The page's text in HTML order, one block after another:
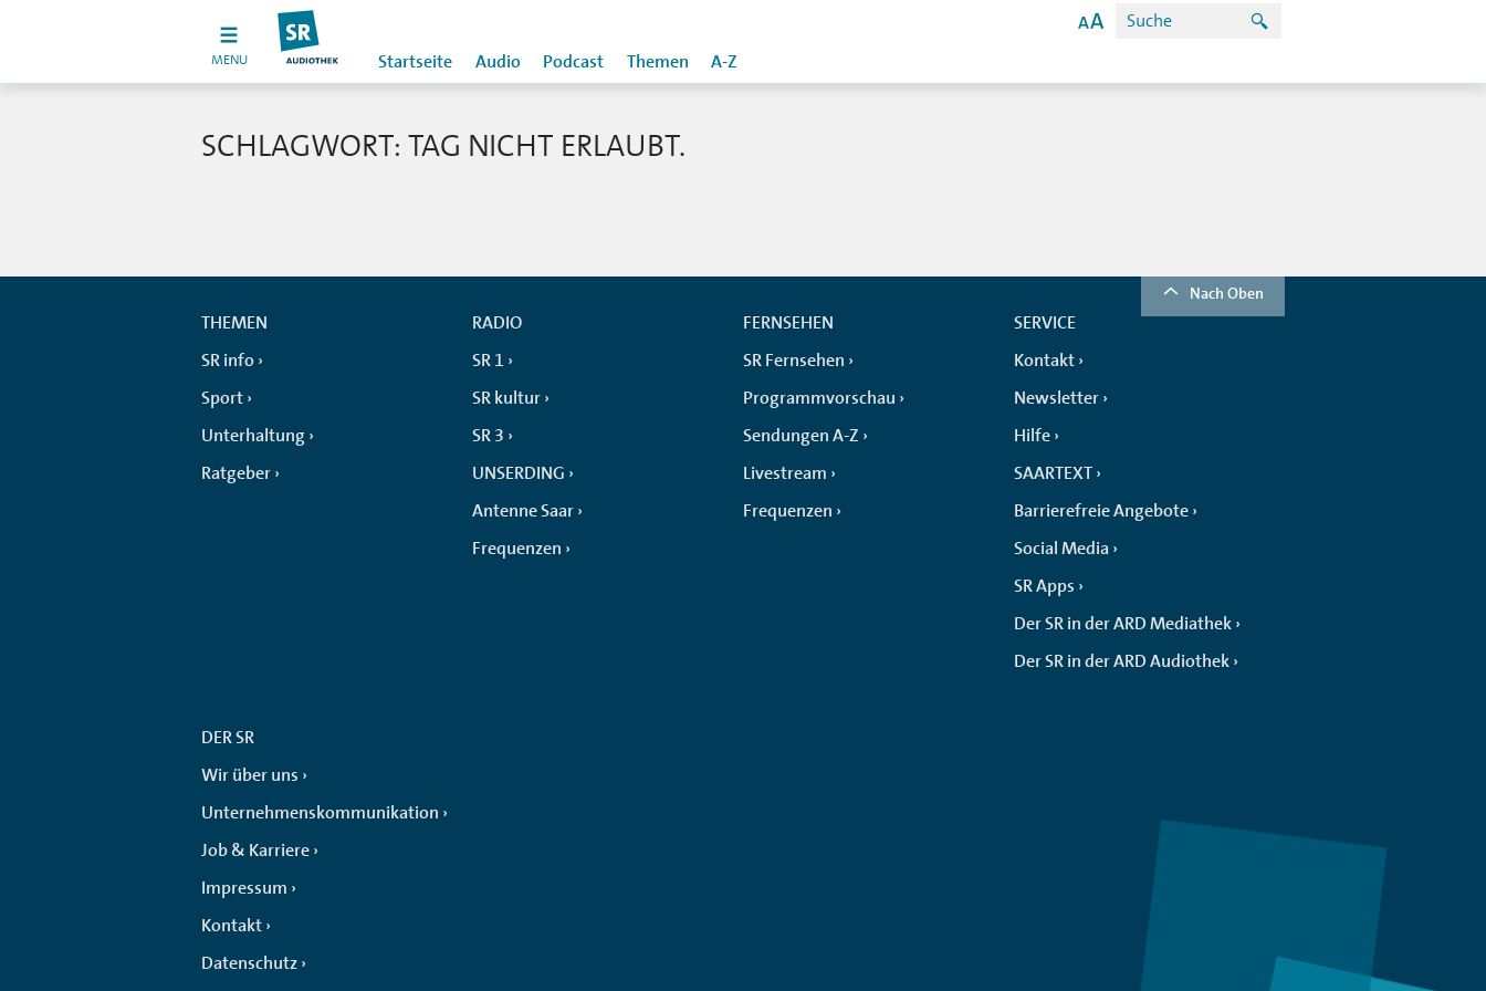
MENU Startseite Audio Podcast Themen A-Z
SCHLAGWORT: TAG NICHT ERLAUBT.
Nach Oben
THEMEN
SR info
Sport
Unterhaltung
Ratgeber
RADIO
SR 1
SR kultur
SR 3
UNSERDING
Antenne Saar
Frequenzen
FERNSEHEN
SR Fernsehen
Programmvorschau
Sendungen A-Z
Livestream
Frequenzen
SERVICE
Kontakt
Newsletter
Hilfe
SAARTEXT
Barrierefreie Angebote
Social Media
SR Apps
Der SR in der ARD Mediathek
Der SR in der ARD Audiothek
DER SR
Wir über uns
Unternehmenskommunikation
Job & Karriere
Impressum
Kontakt
Datenschutz